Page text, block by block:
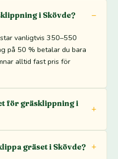
i Skövde?
vanligtvis 350–550
på 50 % betalar du bara
alltid fast pris för
för gräsklippning i
gräset i Skövde?